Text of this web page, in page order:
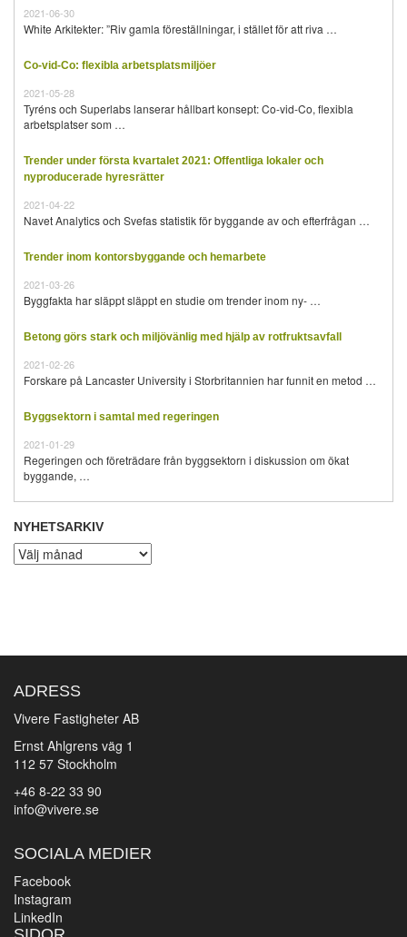
2021-06-30
White Arkitekter: ”Riv gamla föreställningar, i stället för att riva …
Co-vid-Co: flexibla arbetsplatsmiljöer
2021-05-28
Tyréns och Superlabs lanserar hållbart konsept: Co-vid-Co, flexibla
arbetsplatser som …
Trender under första kvartalet 2021: Offentliga lokaler och
nyproducerade hyresrätter
2021-04-22
Navet Analytics och Svefas statistik för byggande av och efterfrågan …
Trender inom kontorsbyggande och hemarbete
2021-03-26
Byggfakta har släppt släppt en studie om trender inom ny- …
Betong görs stark och miljövänlig med hjälp av rotfruktsavfall
2021-02-26
Forskare på Lancaster University i Storbritannien har funnit en metod …
Byggsektorn i samtal med regeringen
2021-01-29
Regeringen och företrädare från byggsektorn i diskussion om ökat
byggande, …
NYHETSARKIV
Nyhetsarkiv
ADRESS
Vivere Fastigheter AB
Ernst Ahlgrens väg 1
112 57 Stockholm
+46 8-22 33 90
info@vivere.se
SOCIALA MEDIER
Facebook
Instagram
LinkedIn